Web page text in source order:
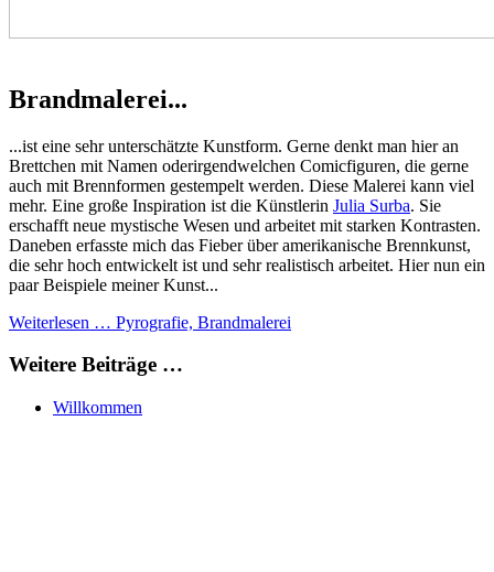
Brandmalerei...
...ist eine sehr unterschätzte Kunstform. Gerne denkt man hier an
Brettchen mit Namen oderirgendwelchen Comicfiguren, die gerne
auch mit Brennformen gestempelt werden. Diese Malerei kann viel
mehr. Eine große Inspiration ist die Künstlerin Julia Surba. Sie
erschafft neue mystische Wesen und arbeitet mit starken Kontrasten.
Daneben erfasste mich das Fieber über amerikanische Brennkunst,
die sehr hoch entwickelt ist und sehr realistisch arbeitet. Hier nun ein
paar Beispiele meiner Kunst...
Weiterlesen … Pyrografie, Brandmalerei
Weitere Beiträge …
Willkommen